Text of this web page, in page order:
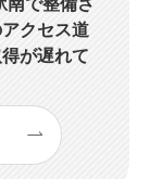
クセス道
が遅れて